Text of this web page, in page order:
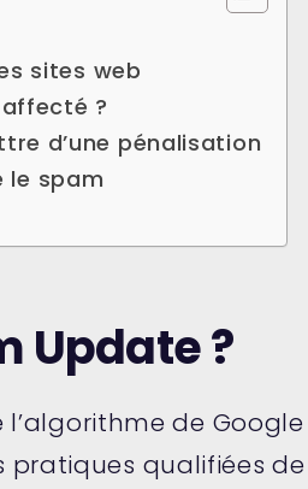
sites web
?
d’une pénalisation
le spam
Update ?
de
pratiques qualifiées de